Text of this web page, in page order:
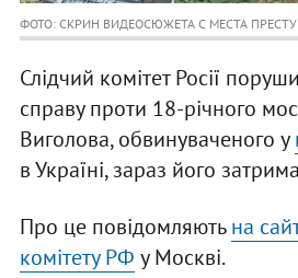
ФОТО: СКРИН ВИДЕОСЮЖЕТА С МЕСТА
Слідчий комітет Росії
справу проти 18-річного
Виголова, обвинуваченого у
в Україні, зараз його
Про це повідомляютьна
комітету РФ у Москві.